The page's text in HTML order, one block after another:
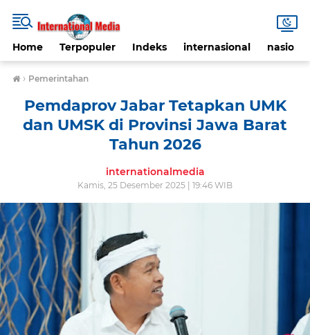
Home Terpopuler Indeks internasional nasional
› Pemerintahan
Pemdaprov Jabar Tetapkan UMK
dan UMSK di Provinsi Jawa Barat
Tahun 2026
internationalmedia
Kamis, 25 Desember 2025 | 19:46 WIB